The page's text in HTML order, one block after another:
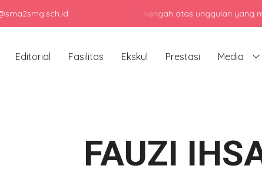
Menjadi sekolah menengah atas unggulan yang
Editorial Fasilitas Ekskul Prestasi Media
FAUZI